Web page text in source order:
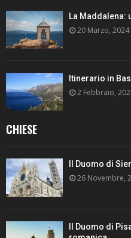
La Maddalena:
20 Marzo, 2024
Itinerario in
2 Febbraio,
CHIESE
Il Duomo di
26 Novembre,
Il Duomo di